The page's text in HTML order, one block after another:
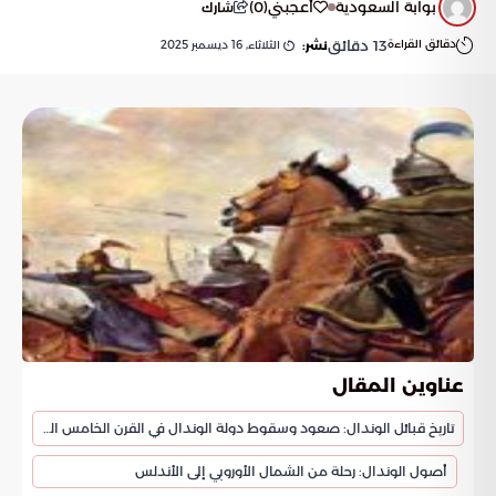
بوابة السعودية أعجبني(
0
) شارك
دقائق القراءة13 دقائقنشر: الثلاثاء, 16 ديسمبر 2025
عناوين المقال
أصول الوندال: رحلة من الشمال الأوروبي إلى الأندلس